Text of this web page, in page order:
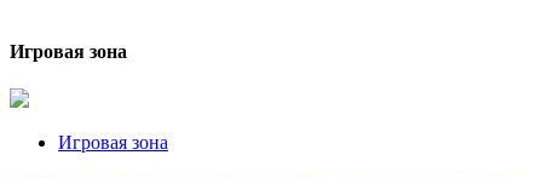
Игровая зона
Игровая зона